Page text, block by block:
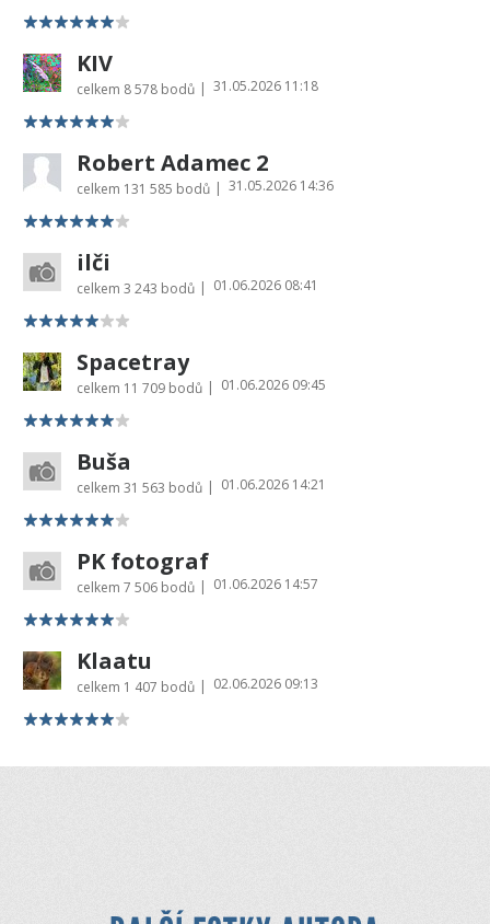
KIV
celkem 8 578 bodů | 31.05.2026 11:18
Robert Adamec 2
celkem 131 585 bodů | 31.05.2026 14:36
ilči
celkem 3 243 bodů | 01.06.2026 08:41
Spacetray
celkem 11 709 bodů | 01.06.2026 09:45
Buša
celkem 31 563 bodů | 01.06.2026 14:21
PK fotograf
celkem 7 506 bodů | 01.06.2026 14:57
Klaatu
celkem 1 407 bodů | 02.06.2026 09:13